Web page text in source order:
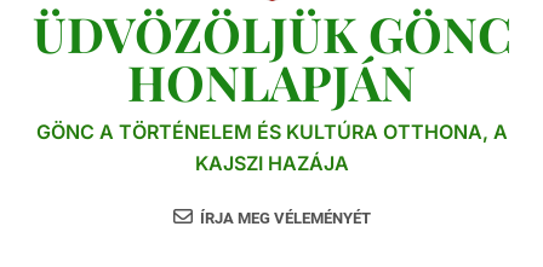
ÜDVÖZÖLJÜK GÖNC
HONLAPJÁN
GÖNC A TÖRTÉNELEM ÉS KULTÚRA OTTHONA, A
KAJSZI HAZÁJA
ÍRJA MEG VÉLEMÉNYÉT